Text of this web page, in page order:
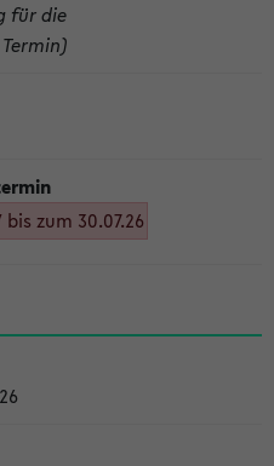
für die
zum 30.07.26